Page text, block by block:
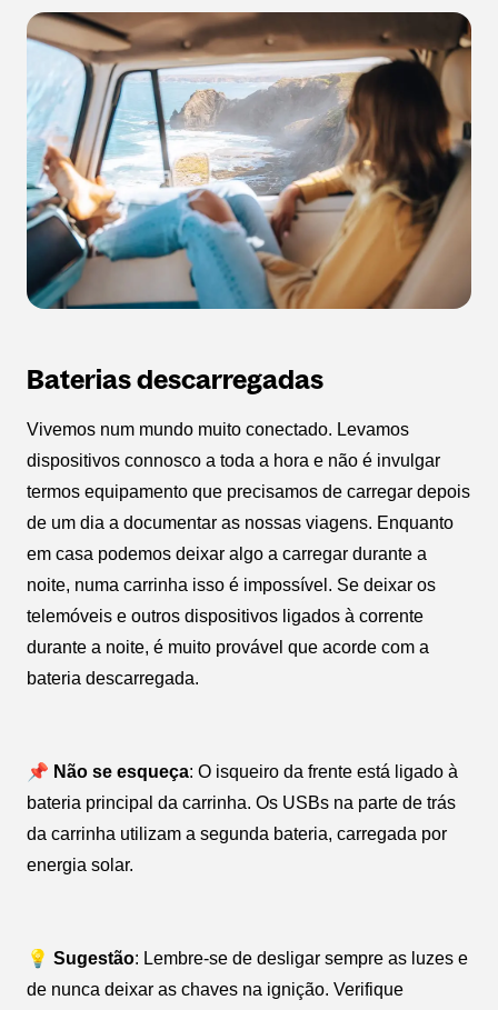
Baterias descarregadas
Vivemos num mundo muito conectado. Levamos
dispositivos connosco a toda a hora e não é invulgar
termos equipamento que precisamos de carregar depois
de um dia a documentar as nossas viagens. Enquanto
em casa podemos deixar algo a carregar durante a
noite, numa carrinha isso é impossível. Se deixar os
telemóveis e outros dispositivos ligados à corrente
durante a noite, é muito provável que acorde com a
bateria descarregada.
📌 Não se esqueça: O isqueiro da frente está ligado à
bateria principal da carrinha. Os USBs na parte de trás
da carrinha utilizam a segunda bateria, carregada por
energia solar.
💡 Sugestão: Lembre-se de desligar sempre as luzes e
de nunca deixar as chaves na ignição. Verifique